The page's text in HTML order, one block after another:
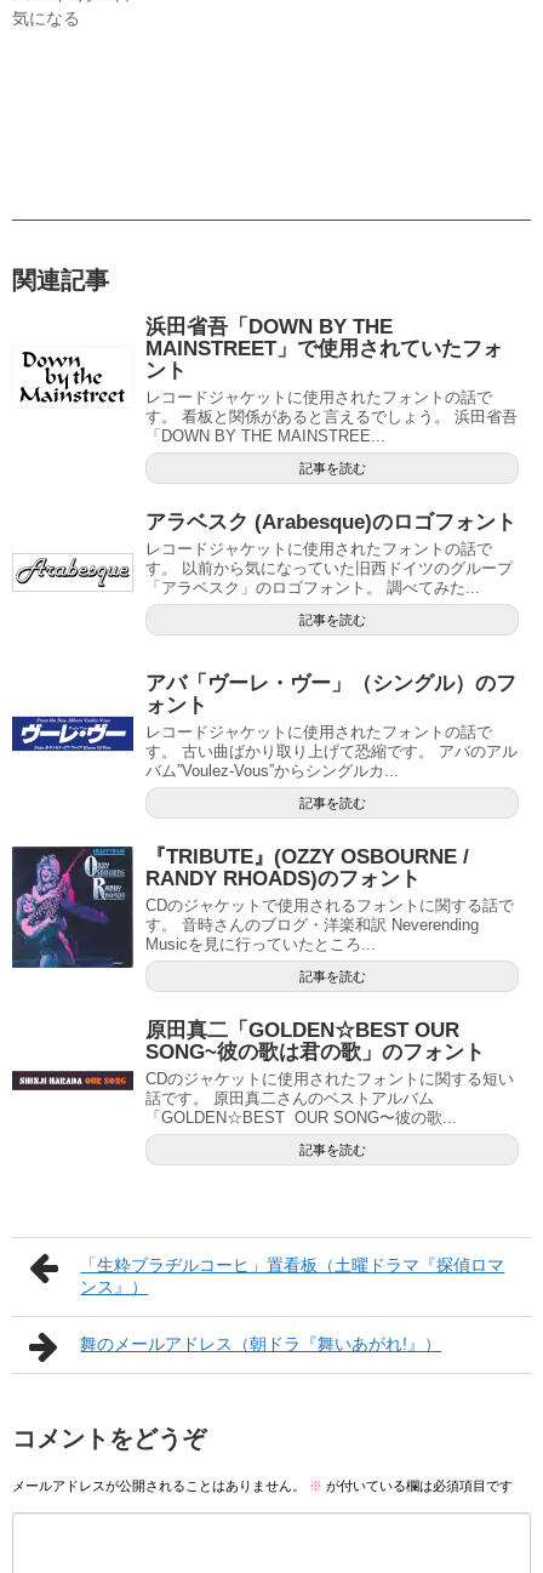
気になる
関連記事
浜田省吾「DOWN BY THE
MAINSTREET」で使用されていたフォ
ント
レコードジャケットに使用されたフォントの話で
す。 看板と関係があると言えるでしょう。 浜田省吾
「DOWN BY THE MAINSTREE...
記事を読む
アラベスク (Arabesque)のロゴフォント
レコードジャケットに使用されたフォントの話で
す。 以前から気になっていた旧西ドイツのグループ
「アラベスク」のロゴフォント。 調べてみた...
記事を読む
アバ「ヴーレ・ヴー」（シングル）のフ
ォント
レコードジャケットに使用されたフォントの話で
す。 古い曲ばかり取り上げて恐縮です。 アバのアル
バム”Voulez-Vous”からシングルカ...
記事を読む
『TRIBUTE』(OZZY OSBOURNE /
RANDY RHOADS)のフォント
CDのジャケットで使用されるフォントに関する話で
す。 音時さんのブログ・洋楽和訳 Neverending
Musicを見に行っていたところ...
記事を読む
原田真二「GOLDEN☆BEST OUR
SONG~彼の歌は君の歌」のフォント
CDのジャケットに使用されたフォントに関する短い
話です。 原田真二さんのベストアルバム
「GOLDEN☆BEST OUR SONG〜彼の歌...
記事を読む
「生粋ブラヂルコーヒ」置看板（土曜ドラマ『探偵ロマ
ンス』）
舞のメールアドレス（朝ドラ『舞いあがれ!』）
コメントをどうぞ
メールアドレスが公開されることはありません。 ※ が付いている欄は必須項目です